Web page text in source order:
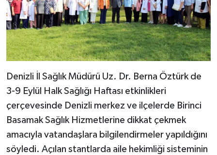
Denizli İl Sağlık Müdürü Uz. Dr. Berna Öztürk de
3-9 Eylül Halk Sağlığı Haftası etkinlikleri
çerçevesinde Denizli merkez ve ilçelerde Birinci
Basamak Sağlık Hizmetlerine dikkat çekmek
amacıyla vatandaşlara bilgilendirmeler yapıldığını
söyledi. Açılan stantlarda aile hekimliği sisteminin